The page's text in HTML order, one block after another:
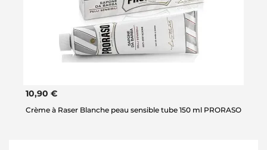
10,90 €
Crème à Raser Blanche peau sensible tube 150 ml PRORASO